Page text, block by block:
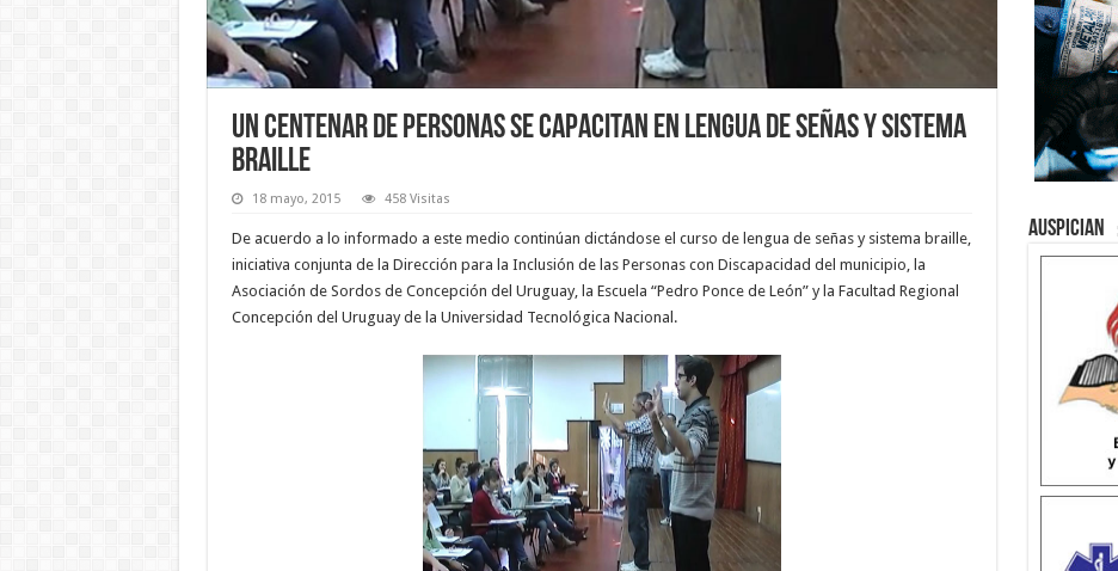
Un centenar de personas se capacitan en lengua de señas y sistema
braille
18 mayo, 2015 458 Visitas
De acuerdo a lo informado a este medio continúan dictándose el curso de lengua de señas y sistema braille,
iniciativa conjunta de la Dirección para la Inclusión de las Personas con Discapacidad del municipio, la
Asociación de Sordos de Concepción del Uruguay, la Escuela “Pedro Ponce de León” y la Facultad Regional
Concepción del Uruguay de la Universidad Tecnológica Nacional.
Auspician